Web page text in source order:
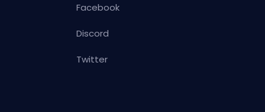
Facebook
Discord
Twitter